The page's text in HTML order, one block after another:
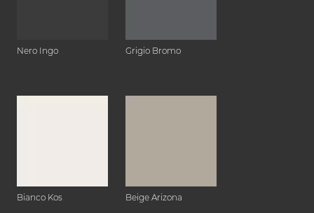
Nero Ingo Grigio Bromo
Bianco Kos Beige Arizona